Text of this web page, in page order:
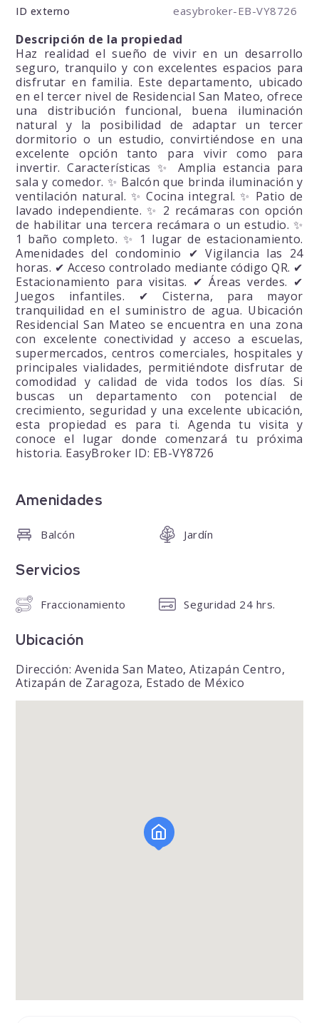
ID externo easybroker-EB-VY8726
Descripción de la propiedad
Haz realidad el sueño de vivir en un desarrollo
seguro, tranquilo y con excelentes espacios para
disfrutar en familia. Este departamento, ubicado
en el tercer nivel de Residencial San Mateo, ofrece
una distribución funcional, buena iluminación
natural y la posibilidad de adaptar un tercer
dormitorio o un estudio, convirtiéndose en una
excelente opción tanto para vivir como para
invertir. Características ✨ Amplia estancia para
sala y comedor. ✨ Balcón que brinda iluminación y
ventilación natural. ✨ Cocina integral. ✨ Patio de
lavado independiente. ✨ 2 recámaras con opción
de habilitar una tercera recámara o un estudio. ✨
1 baño completo. ✨ 1 lugar de estacionamiento.
Amenidades del condominio ✔ Vigilancia las 24
horas. ✔ Acceso controlado mediante código QR. ✔
Estacionamiento para visitas. ✔ Áreas verdes. ✔
Juegos infantiles. ✔ Cisterna, para mayor
tranquilidad en el suministro de agua. Ubicación
Residencial San Mateo se encuentra en una zona
con excelente conectividad y acceso a escuelas,
supermercados, centros comerciales, hospitales y
principales vialidades, permitiéndote disfrutar de
comodidad y calidad de vida todos los días. Si
buscas un departamento con potencial de
crecimiento, seguridad y una excelente ubicación,
esta propiedad es para ti. Agenda tu visita y
conoce el lugar donde comenzará tu próxima
historia. EasyBroker ID: EB-VY8726
Amenidades
Balcón Jardín
Servicios
Fraccionamiento Seguridad 24 hrs.
Ubicación
Dirección: Avenida San Mateo, Atizapán Centro,
Atizapán de Zaragoza, Estado de México